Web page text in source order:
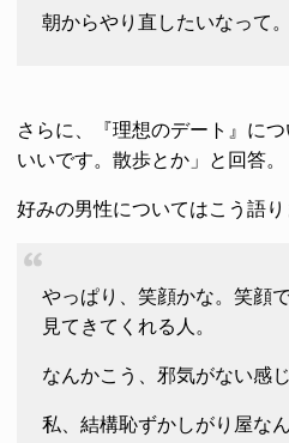
朝からやり直したいなって。
さらに、『理想のデート』に
いいです。散歩とか」と回答。
好みの男性についてはこう語り
やっぱり、笑顔かな。笑顔
見てきてくれる人。
なんかこう、邪気がない感じ
私、結構恥ずかしがり屋な